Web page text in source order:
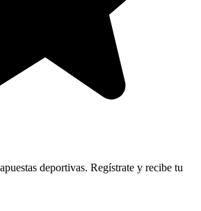
deportivas. Regístrate y recibe tu